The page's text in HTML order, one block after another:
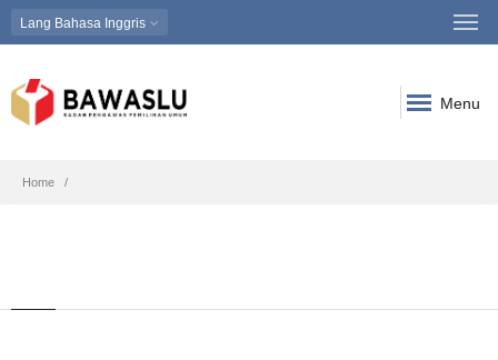
Lang Bahasa Inggris
Menu
Breadcrumb
Home